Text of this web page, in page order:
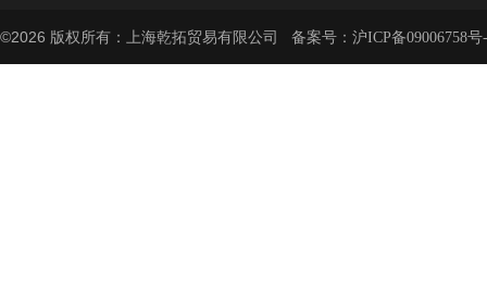
©2026 版权所有：上海乾拓贸易有限公司 备案号： 沪ICP备09006758号